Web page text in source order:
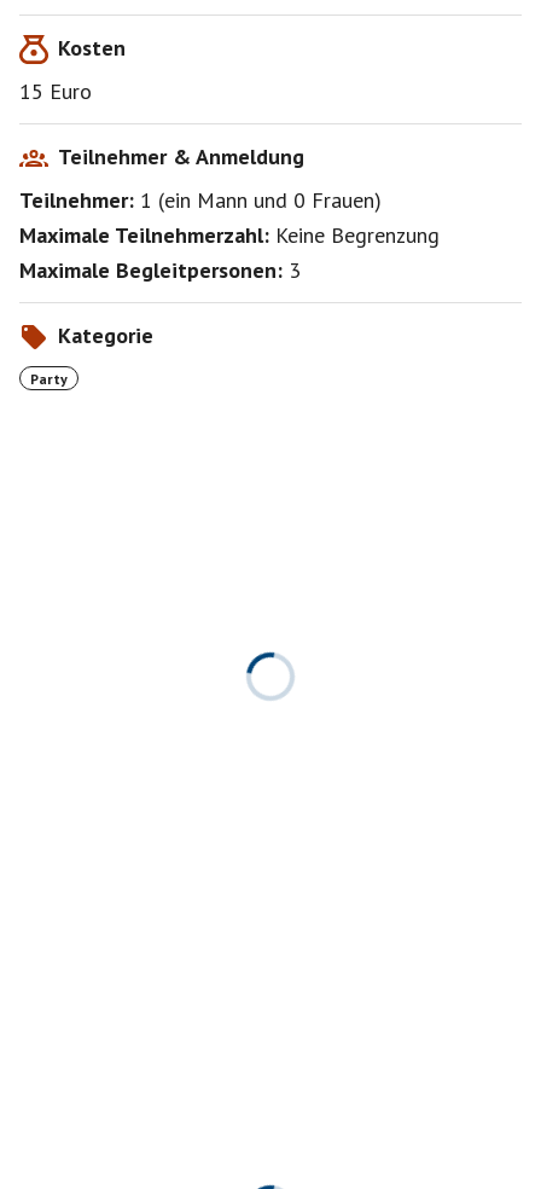
Kosten
15 Euro
Teilnehmer & Anmeldung
Teilnehmer: 1 (ein Mann und 0 Frauen)
Maximale Teilnehmerzahl: Keine Begrenzung
Maximale Begleitpersonen: 3
Kategorie
Party